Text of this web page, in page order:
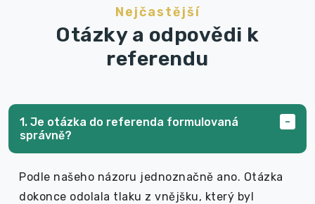
Nejčastější
Otázky a odpovědi k
referendu
1. Je otázka do referenda formulovaná
správně?
Podle našeho názoru jednoznačně ano. Otázka
dokonce odolala tlaku z vnějšku, který byl